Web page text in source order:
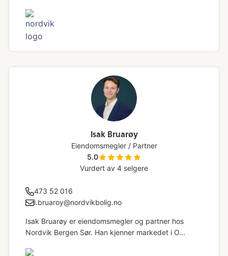
Isak Bruarøy
Eiendomsmegler / Partner
5.0
Vurdert av 4 selgere
473 52 016
i.bruaroy@nordvikbolig.no
Isak Bruarøy er eiendomsmegler og partner hos
Nordvik Bergen Sør. Han kjenner markedet i O...